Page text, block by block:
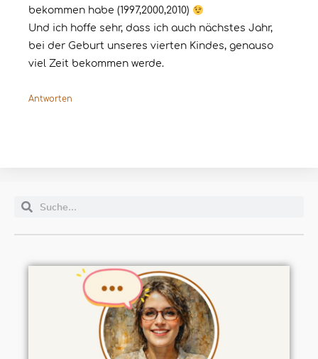
bekommen habe (1997,2000,2010)
Und ich hoffe sehr, dass ich auch nächstes Jahr,
bei der Geburt unseres vierten Kindes, genauso
viel Zeit bekommen werde.
Antworten